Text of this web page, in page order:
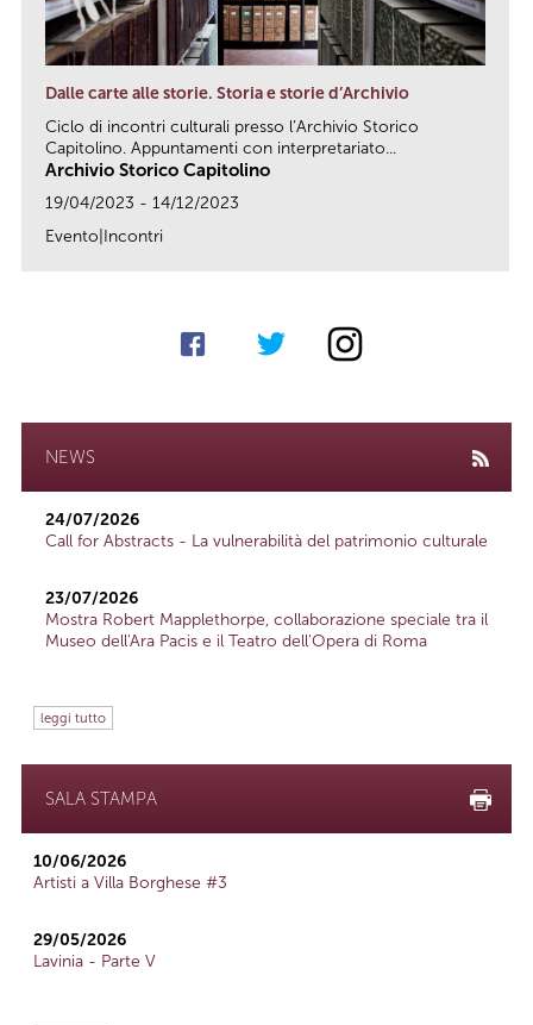
Dalle carte alle storie. Storia e storie d’Archivio
Ciclo di incontri culturali presso l’Archivio Storico
Capitolino. Appuntamenti con interpretariato...
Archivio Storico Capitolino
19/04/2023 - 14/12/2023
Evento|Incontri
NEWS
24/07/2026
Call for Abstracts - La vulnerabilità del patrimonio culturale
23/07/2026
Mostra Robert Mapplethorpe, collaborazione speciale tra il
Museo dell'Ara Pacis e il Teatro dell'Opera di Roma
leggi tutto
SALA STAMPA
10/06/2026
Artisti a Villa Borghese #3
29/05/2026
Lavinia - Parte V